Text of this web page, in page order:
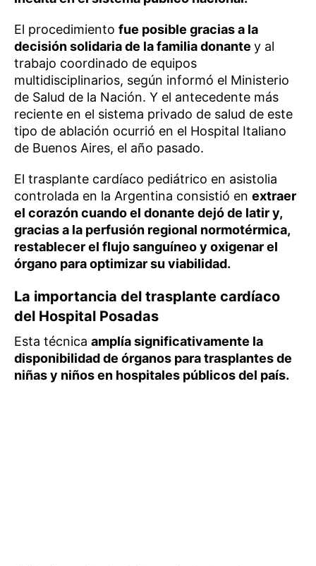
El procedimiento fue posible gracias a la
decisión solidaria de la familia donante y al
trabajo coordinado de equipos
multidisciplinarios, según informó el Ministerio
de Salud de la Nación. Y el antecedente más
reciente en el sistema privado de salud de este
tipo de ablación ocurrió en el Hospital Italiano
de Buenos Aires, el año pasado.
El trasplante cardíaco pediátrico en asistolia
controlada en la Argentina consistió en extraer
el corazón cuando el donante dejó de latir y,
gracias a la perfusión regional normotérmica,
restablecer el flujo sanguíneo y oxigenar el
órgano para optimizar su viabilidad.
La importancia del trasplante cardíaco
del Hospital Posadas
Esta técnica amplía significativamente la
disponibilidad de órganos para trasplantes de
niñas y niños en hospitales públicos del país.